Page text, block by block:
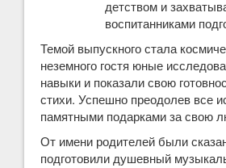
детством и
воспитанниками
Темой выпускного стала
неземного гостя юные
навыки и показали свою
стихи. Успешно преодолев все
памятными подарками за свою
От имени родителей были
подготовили душевный